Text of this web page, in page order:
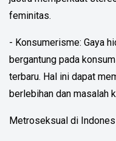
feminitas.
- Konsumerisme: Gaya
bergantung pada
terbaru. Hal ini dapat
berlebihan dan masalah
Metroseksual di